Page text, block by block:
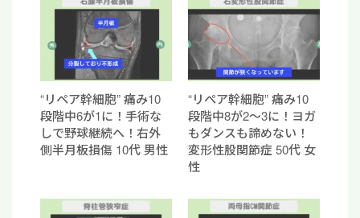
“リペア幹細胞” 痛み10
段階中6が1に！手術な
しで野球継続へ！右外
側半月板損傷 10代 男性
“リペア幹細胞” 痛み10
段階中8が2〜3に！ヨガ
もダンスも諦めない！
変形性股関節症 50代 女
性